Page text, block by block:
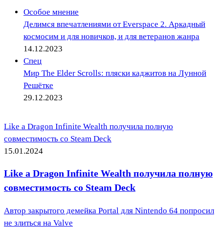
Особое мнение
Делимся впечатлениями от Everspace 2. Аркадный
космосим и для новичков, и для ветеранов жанра
14.12.2023
Спец
Мир The Elder Scrolls: пляски каджитов на Лунной
Решётке
29.12.2023
Like a Dragon Infinite Wealth получила полную
совместимость со Steam Deck
15.01.2024
Like a Dragon Infinite Wealth получила полную
совместимость со Steam Deck
Автор закрытого демейка Portal для Nintendo 64 попросил
не злиться на Valve